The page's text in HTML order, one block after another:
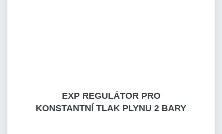
EXP REGULÁTOR PRO
KONSTANTNÍ TLAK PLYNU 2 BARY